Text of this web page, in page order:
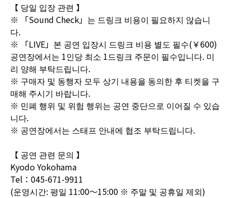
【 당일 입장 관련 】
※ 「Sound Check」는 드링크 비용이 필요하지 않습니
다.
※ 「LIVE」본 공연 입장시 드링크 비용 별도 필수(￥600)
공연장에서는 1인당 최소 1드링크 주문이 필수입니다. 미
리 양해 부탁드립니다.
※ 구매자 및 동행자 모두 상기 내용을 동의한 후 티켓을 구
매해 주시기 바랍니다.
※ 민폐 행위 및 위험 행위는 공연 중단으로 이어질 수 있습
니다.
※ 공연장에서는 스태프 안내에 협조 부탁드립니다.
【 공연 관련 문의 】
Kyodo Yokohama
Tel：045-671-9911
(운영시간: 평일 11:00～15:00 ※ 주말 및 공휴일 제외)